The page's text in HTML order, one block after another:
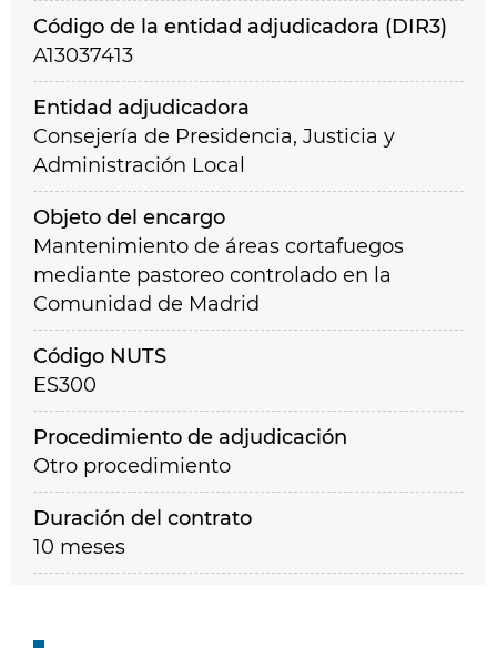
Código de la entidad adjudicadora (DIR3)
A13037413
Entidad adjudicadora
Consejería de Presidencia, Justicia y
Administración Local
Objeto del encargo
Mantenimiento de áreas cortafuegos
mediante pastoreo controlado en la
Comunidad de Madrid
Código NUTS
ES300
Procedimiento de adjudicación
Otro procedimiento
Duración del contrato
10 meses